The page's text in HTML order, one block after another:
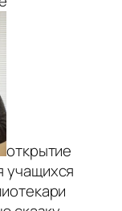
открытие
учащихся